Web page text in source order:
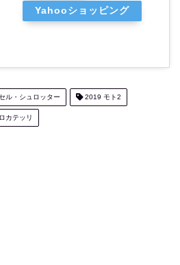
Yahooショッピング
ル・シュロッター 2019 モト2
カテッリ